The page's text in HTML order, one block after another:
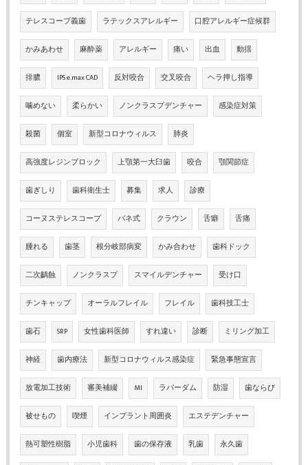
テレスコープ義歯 ラテックスアレルギー 口腔アレルギー症候群
かみあわせ 麻酔薬 アレルギー 痛い 出血 動揺
排膿 IPS e.max CAD 反対咬合 交叉咬合 ヘラ押し指導
噛めない 柔らかい ノンクラスプデンチャー 感染症対策
殺菌 個室 新型コロナウィルス 肺炎
高強度レジンブロック 上顎第一大臼歯 咬合 顎関節症
歯ぎしり 歯科衛生士 募集 求人 診療
コーヌステレスコープ バネ式 クラウン 舌癖 舌痛
腫れる 歯茎 根分岐部病変 かみ合わせ 歯科ドック
二次齲蝕 ノンクラスプ スマイルデンチャー 受け口
チンキャップ オーラルフレイル フレイル 歯科技工士
歯石 SRP 女性歯科医師 すれ違い 診断 ミリング加工
神経 歯内療法 新型コロナウィルス感染症 緊急事態宣言
放電加工技術 審美補綴 MI ラバーダム 防湿 歯ならび
被せもの 喫煙 インプラント周囲炎 エステデンチャー
熱可塑性樹脂 小児歯科 歯の保存液 乳歯 永久歯